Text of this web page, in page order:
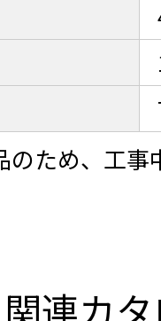
のため、工
連カ